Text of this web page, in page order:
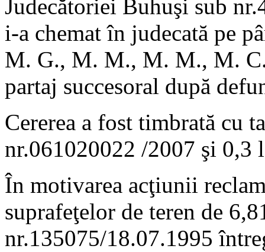
Judecătoriei Buhuşi sub
i-a chemat în judecată pe
M. G., M. M., M. M., M.
partaj succesoral după
Cererea a fost timbrată cu
nr.061020022 /2007 şi
În motivarea acţiunii
suprafeţelor de teren de
nr.135075/18.07.1995